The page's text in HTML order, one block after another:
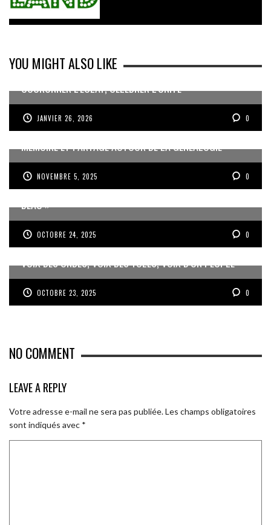
YOU MIGHT ALSO LIKE
COURONNER L’ÉCLAT, CÉLÉBRER L’UNITÉ
JANVIER 26, 2026 0
MÉMOIRE ET PARTAGE AUTOUR DE LA GÉNÉALOGIE
NOVEMBRE 5, 2025 0
JEAN-PIERRE VOLET : « L’OBJECTIF EST DE PRODUIRE DU
BEAU »
OCTOBRE 24, 2025 0
VOIX DES ONDES, VOIX DES YOLES, VOIX D’UN PEUPLE
OCTOBRE 23, 2025 0
NO COMMENT
LEAVE A REPLY
Votre adresse e-mail ne sera pas publiée.Les champs obligatoires
sont indiqués avec *